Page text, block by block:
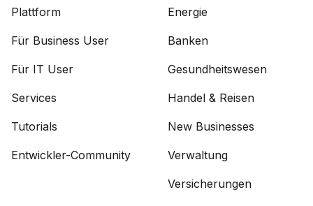
Plattform
Für Business User
Für IT User
Services
Tutorials
Entwickler-Community
Energie
Banken
Gesundheitswesen
Handel & Reisen
New Businesses
Verwaltung
Versicherungen